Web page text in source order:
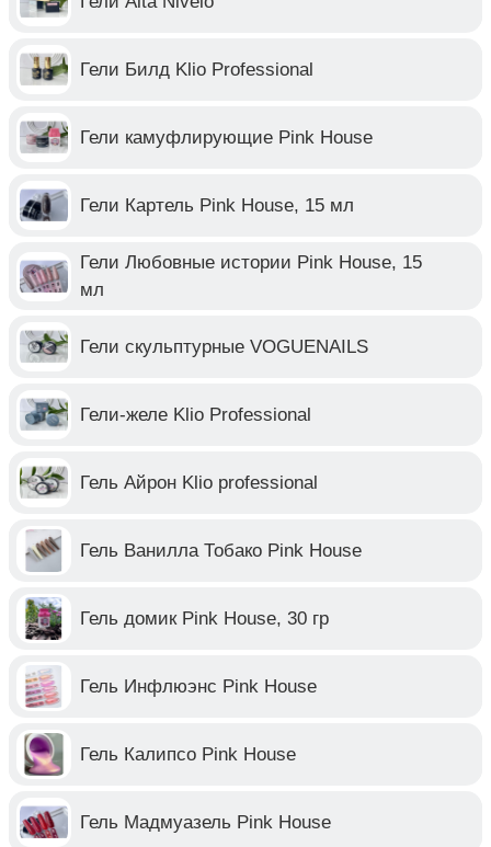
Гели Билд Klio Professional
Гели камуфлирующие Pink House
Гели Картель Pink House, 15 мл
Гели Любовные истории Pink House, 15
мл
Гели скульптурные VOGUENAILS
Гели-желе Klio Professional
Гель Айрон Klio professional
Гель Ванилла Тобако Pink House
Гель домик Pink House, 30 гр
Гель Инфлюэнс Pink House
Гель Калипсо Pink House
Гель Мадмуазель Pink House